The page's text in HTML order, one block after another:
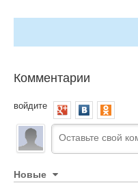
Комментарии
войдите
Новые